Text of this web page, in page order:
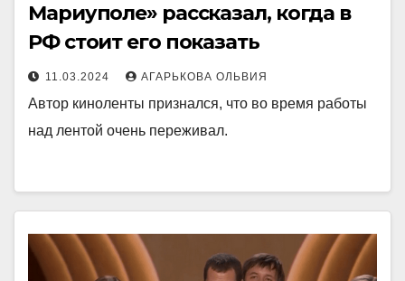
Мариуполе» рассказал, когда в
РФ стоит его показать
11.03.2024 АГАРЬКОВА ОЛЬВИЯ
Автор киноленты признался, что во время работы
над лентой очень переживал.